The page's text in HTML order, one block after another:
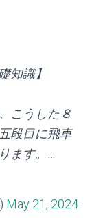
知識】
こうした８
段目に飛車
ます。…
May 21, 2024